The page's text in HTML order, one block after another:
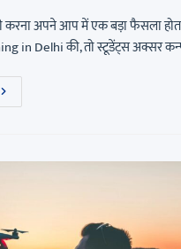
करना अपने आप में एक बड़ा फैसला
in Delhi की, तो स्टूडेंट्स अक्सर